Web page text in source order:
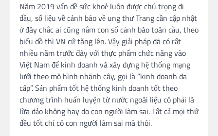
Năm 2019 vấn đề sức khoẻ luôn được chú trọng đi
đầu, số liệu về cảnh báo về ung thư Trang cần cập nhật
ở đây chắc ai cũng nắm con số cảnh báo toàn cầu, theo
biểu đồ thì VN cứ tăng lên. Vậy giải pháp đã có rất
nhiều năm trước đây với thực phẩm chức năng vào
Việt Nam để kinh doanh và xây dựng hệ thống mạng
lưới theo mô hình nhánh cây, gọi là “kinh doanh đa
cấp”. Sản phẩm tốt hệ thống kinh doanh tốt theo
chương trình huấn luyện từ nước ngoài liệu có phải là
lừa đảo không hay do con người làm sai. Tất cả mọi thứ
đều tốt chỉ có con người làm sai mà thôi.